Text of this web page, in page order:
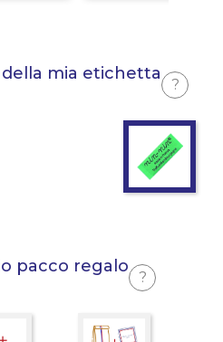
mia etichetta
?
pacco regalo
?